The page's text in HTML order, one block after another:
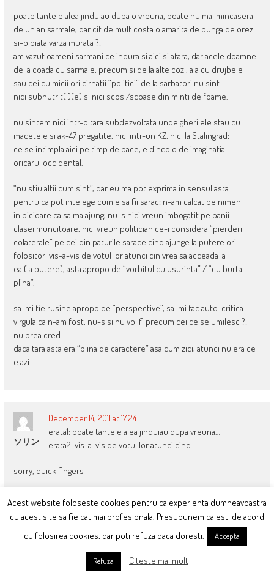
poate tantele alea jinduiau dupa o vreuna, poate nu mai mincasera
de un an sarmale, dar cit de mult costa o amarita de punga de orez
si-o biata varza murata ?!
am vazut oameni sarmani ce indura si aici si afara, dar acele doamne
de la coada cu sarmale, precum si de la alte cozi, aia cu drujbele
sau cei cu micii ori cirnatii “politici” de la sarbatori nu sint
nici subnutrit(i)(e) si nici scosi/scoase din minti de foame.
nu sintem nici intr-o tara subdezvoltata unde gherilele stau cu
macetele si ak-47 pregatite, nici intr-un KZ, nici la Stalingrad;
ce se intimpla aici pe timp de pace, e dincolo de imaginatia
oricarui occidental.
“nu stiu altii cum sint”, dar eu ma pot exprima in sensul asta
pentru ca pot intelege cum e sa fii sarac; n-am calcat pe nimeni
in picioare ca sa ma ajung, nu-s nici vreun imbogatit pe banii
clasei muncitoare, nici vreun politician ce-i considera “pierderi
colaterale” pe cei din paturile sarace cind ajunge la putere ori
folositori vis-a-vis de votul lor atunci cin vrea sa acceada la
ea (la putere), asta apropo de “vorbitul cu usurinta” / “cu burta
plina”.
sa-mi fie rusine apropo de “perspective”, sa-mi fac auto-critica
virgula ca n-am fost, nu-s si nu voi fi precum cei ce se umilesc ?!
nu prea cred.
daca tara asta era “plina de caractere” asa cum zici, atunci nu era ce
e azi.
ソリン
December 14, 2011 at 17:24
erata1: poate tantele alea jinduiau dupa vreuna…
erata2: vis-a-vis de votul lor atunci cind
sorry, quick fingers
genial mi se pare ca, daca sunt intervievati idividual, toti se
declara de obicei revoltati de ce se intampla acolo
Acest website foloseste cookies pentru ca experienta dumneavoastra
cu acest site sa fie cat mai profesionala. Presupunem ca esti de acord
cu folosirea cookies, dar poti refuza daca doresti.
Accepta
Refuza Citeste mai mult